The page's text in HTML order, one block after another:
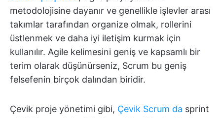
metodolojisine dayanır ve genellikle işlevler arası
takımlar tarafından organize olmak, rollerini
üstlenmek ve daha iyi iletişim kurmak için
kullanılır. Agile kelimesini geniş ve kapsamlı bir
terim olarak düşünürseniz, Scrum bu geniş
felsefenin birçok dalından biridir.
Çevik proje yönetimi gibi, Çevik Scrum da sprint